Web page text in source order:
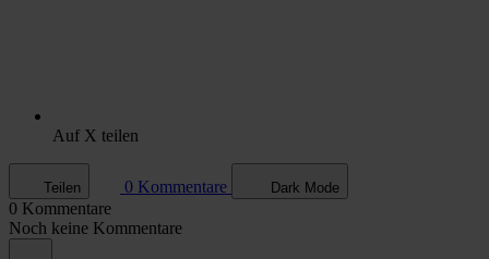
Auf X teilen
Teilen 0 Kommentare Dark Mode
0 Kommentare
Noch keine Kommentare